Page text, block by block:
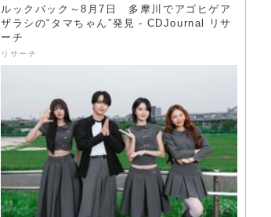
ルックバック～8月7日 多摩川でアゴヒゲア
ザラシの“タマちゃん”発見 - CDJournal リサ
ーチ
リサーチ